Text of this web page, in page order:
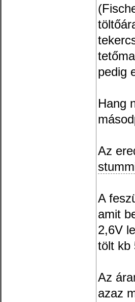
pedig
Hang
Az
A
amit
2,6V
tölt kb
Az
azaz